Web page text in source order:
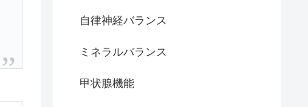
自律神経バランス
ミネラルバランス
甲状腺機能